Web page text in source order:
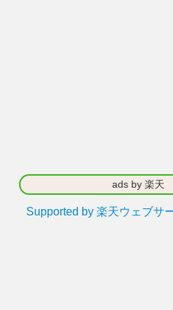
ads by 楽天
Supported by 楽天ウェブサ